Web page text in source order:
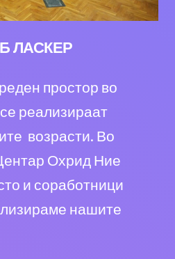
ЛАСКЕР
простор во
реализираат
возрасти. Во
Охрид Ние
и соработници
нашите